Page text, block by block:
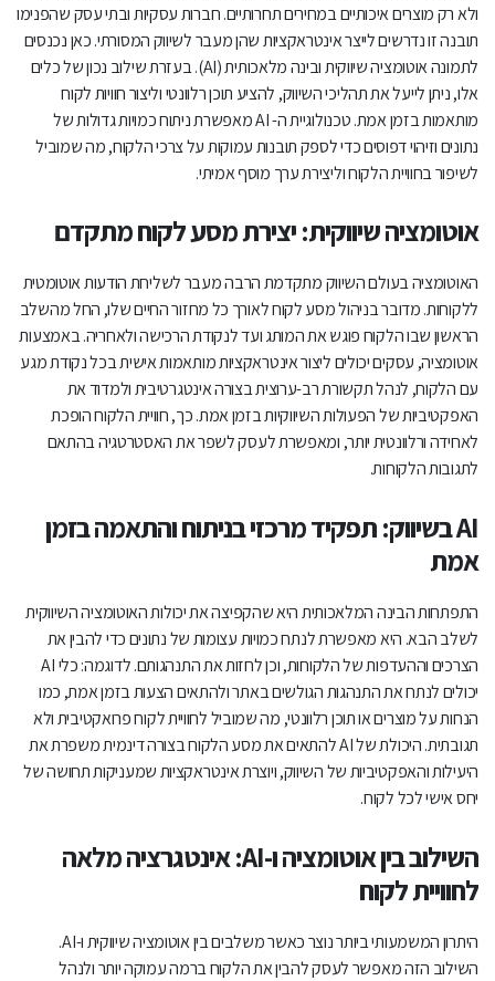
ולא רק מוצרים איכותיים במחירים תחרותיים. חברות עסקיות ובתי עסק שהפנימו
תובנה זו נדרשים לייצר אינטראקציות שהן מעבר לשיווק המסורתי. כאן נכנסים
לתמונה אוטומציה שיווקית ובינה מלאכותית (AI). בעזרת שילוב נכון של כלים
אלו, ניתן לייעל את תהליכי השיווק, להציע תוכן רלוונטי וליצור חוויות לקוח
מותאמות בזמן אמת. טכנולוגיית ה- AI מאפשרת ניתוח כמויות גדולות של
נתונים וזיהוי דפוסים כדי לספק תובנות עמוקות על צרכי הלקוח, מה שמוביל
לשיפור בחוויית הלקוח וליצירת ערך מוסף אמיתי.
אוטומציה שיווקית: יצירת מסע לקוח מתקדם
האוטומציה בעולם השיווק מתקדמת הרבה מעבר לשליחת הודעות אוטומטית
ללקוחות. מדובר בניהול מסע לקוח לאורך כל מחזור החיים שלו, החל מהשלב
הראשון שבו הלקוח פוגש את המותג ועד לנקודת הרכישה ולאחריה. באמצעות
אוטומציה, עסקים יכולים ליצור אינטראקציות מותאמות אישית בכל נקודת מגע
עם הלקוח, לנהל תקשורת רב-ערוצית בצורה אינטגרטיבית ולמדוד את
האפקטיביות של הפעולות השיווקיות בזמן אמת. כך, חוויית הלקוח הופכת
לאחידה ורלוונטית יותר, ומאפשרת לעסק לשפר את האסטרטגיה בהתאם
לתגובות הלקוחות.
AI בשיווק: תפקיד מרכזי בניתוח והתאמה בזמן
אמת
התפתחות הבינה המלאכותית היא שהקפיצה את יכולות האוטומציה השיווקית
לשלב הבא. היא מאפשרת לנתח כמויות עצומות של נתונים כדי להבין את
הצרכים וההעדפות של הלקוחות, וכן לחזות את התנהגותם. לדוגמה: כלי AI
יכולים לנתח את התנהגות הגולשים באתר ולהתאים הצעות בזמן אמת, כמו
הנחות על מוצרים או תוכן רלוונטי, מה שמוביל לחוויית לקוח פרואקטיבית ולא
תגובתית. היכולת של AI להתאים את מסע הלקוח בצורה דינמית משפרת את
היעילות והאפקטיביות של השיווק, ויוצרת אינטראקציות שמעניקות תחושה של
יחס אישי לכל לקוח.
השילוב בין אוטומציה ו-AI: אינטגרציה מלאה
לחוויית לקוח
היתרון המשמעותי ביותר נוצר כאשר משלבים בין אוטומציה שיווקית ו-AI.
השילוב הזה מאפשר לעסק להבין את הלקוח ברמה עמוקה יותר ולנהל